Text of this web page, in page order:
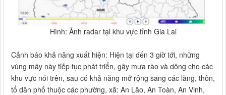
Hình: Ảnh radar tại khu vực tỉnh Gia Lai
Cảnh báo khả năng xuất hiện: Hiện tại đến 3 giờ tới, những
vùng mây này tiếp tục phát triển, gây mưa rào và dông cho các
khu vực nói trên, sau có khả năng mở rộng sang các làng, thôn,
tổ dân phố thuộc các phường, xã: An Lão, An Toàn, An Vinh,